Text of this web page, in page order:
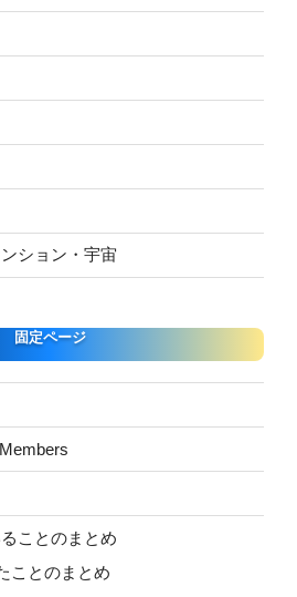
ション・宇宙
固定ページ
ことのまとめ
ことのまとめ